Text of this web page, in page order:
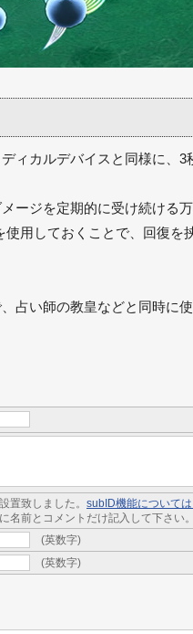
ィカルデバイスと同様に、3
ージを定期的に受け続ける
用しておくことで、回復を
占い師の教皇などと同時に
置致しました。 subID機能について
名前とコメントだけ記入して下さい。
(英数字)
(英数字)